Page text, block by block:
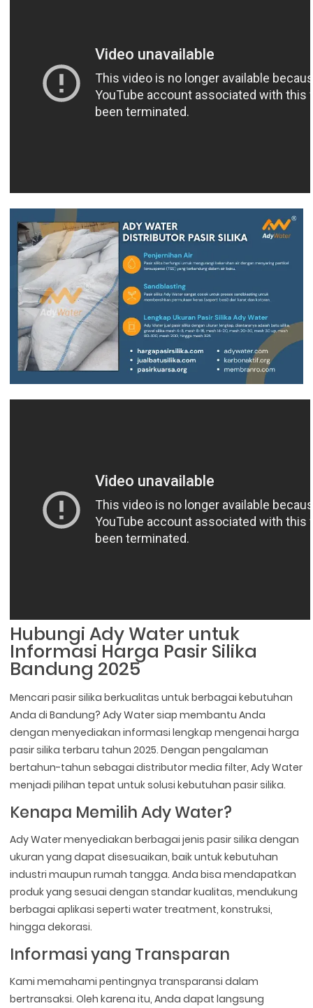
Hubungi Ady Water untuk
Informasi Harga Pasir Silika
Bandung 2025
Mencari pasir silika berkualitas untuk berbagai kebutuhan
Anda di Bandung? Ady Water siap membantu Anda
dengan menyediakan informasi lengkap mengenai harga
pasir silika terbaru tahun 2025. Dengan pengalaman
bertahun-tahun sebagai distributor media filter, Ady Water
menjadi pilihan tepat untuk solusi kebutuhan pasir silika.
Kenapa Memilih Ady Water?
Ady Water menyediakan berbagai jenis pasir silika dengan
ukuran yang dapat disesuaikan, baik untuk kebutuhan
industri maupun rumah tangga. Anda bisa mendapatkan
produk yang sesuai dengan standar kualitas, mendukung
berbagai aplikasi seperti water treatment, konstruksi,
hingga dekorasi.
Informasi yang Transparan
Kami memahami pentingnya transparansi dalam
bertransaksi. Oleh karena itu, Anda dapat langsung